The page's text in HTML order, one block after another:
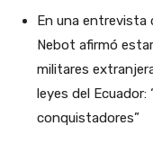
En una entrevista
Nebot afirmó
militares
leyes del Ecuador:
conquistadores”